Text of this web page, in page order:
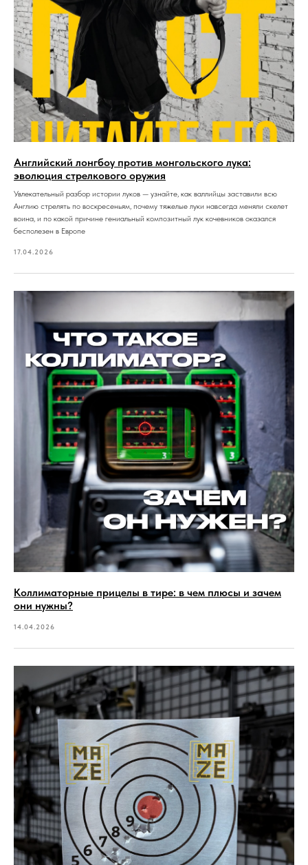
Английский лонгбоу против монгольского лука:
эволюция стрелкового оружия
Увлекательный разбор истории луков — узнайте, как валлийцы заставили всю
Англию стрелять по воскресеньям, почему тяжелые луки навсегда меняли скелет
воина, и по какой причине гениальный композитный лук кочевников оказался
бесполезен в Европе
17.04.2026
Коллиматорные прицелы в тире: в чем плюсы и зачем
они нужны?
14.04.2026